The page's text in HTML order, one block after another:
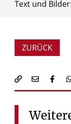
Text und
ZURÜCK